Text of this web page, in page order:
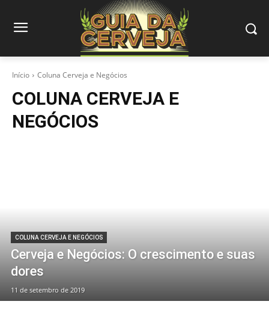
Início Coluna Cerveja e Negócios
COLUNA CERVEJA E
NEGÓCIOS
COLUNA CERVEJA E NEGÓCIOS
Cerveja e Negócios: O crescimento e suas
dores
11 de setembro de 2019